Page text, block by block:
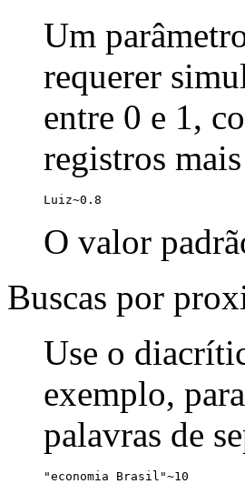
Um
requerer
entre 0 e 1,
registros
Luiz~0.8
O valor
Buscas por
Use o
exemplo,
palavras de
"economia Brasil"~10